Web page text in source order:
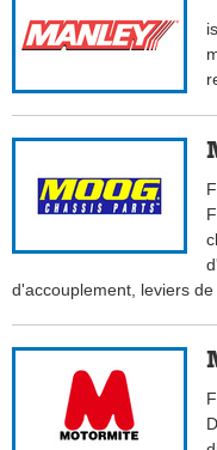
d'accouplement, leviers